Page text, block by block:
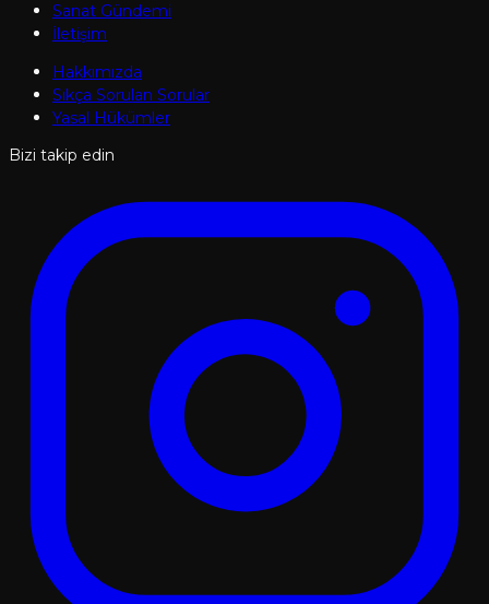
Sanat Gündemi
İletişim
Hakkımızda
Sıkça Sorulan Sorular
Yasal Hükümler
Bizi takip edin